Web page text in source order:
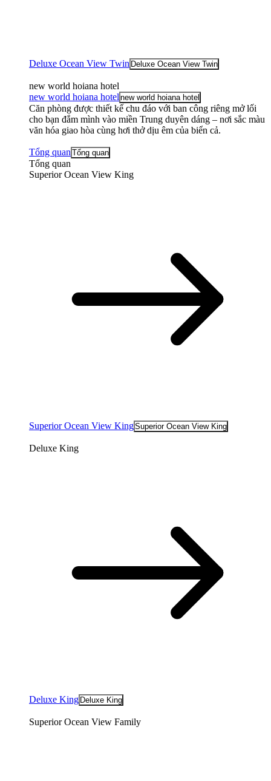
Deluxe Ocean View Twin Deluxe Ocean View Twin
new world hoiana hotel
new world hoiana hotel new world hoiana hotel
Căn phòng được thiết kế chu đáo với ban công riêng mở lối
cho bạn đắm mình vào miền Trung duyên dáng – nơi sắc màu
văn hóa giao hòa cùng hơi thở dịu êm của biển cả.
Tổng quan Tổng quan
Tổng quan
Superior Ocean View King
Superior Ocean View KingSuperior Ocean View King
Deluxe King
Deluxe King Deluxe King
Superior Ocean View Family